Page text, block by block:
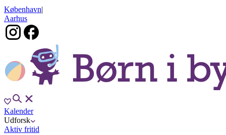
København|
Aarhus
Kalender
Udforsk
Aktiv fritid